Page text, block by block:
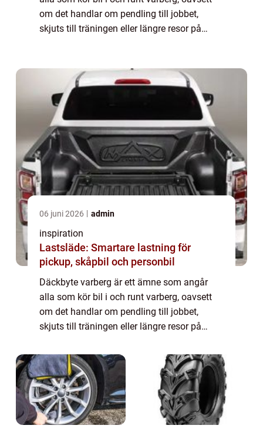
om det handlar om pendling till jobbet,
skjuts till träningen eller längre resor på
06 juni 2026 admin
inspiration
Lastsläde: Smartare lastning för
pickup, skåpbil och personbil
Däckbyte varberg är ett ämne som angår
alla som kör bil i och runt varberg, oavsett
om det handlar om pendling till jobbet,
skjuts till träningen eller längre resor på
rätt däck för att klara vädret, väglag...